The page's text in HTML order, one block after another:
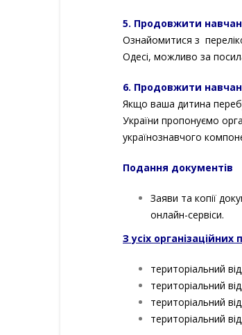
5. Продовжити
Ознайомитися з
Одесі, можливо за
6. Продовжити
Якщо ваша дитина
України пропонуємо
українознавчого
Подання документів
Заяви та копії
онлайн-сервіси.
З усіх
територіальний
територіальний
територіальний
територіальний